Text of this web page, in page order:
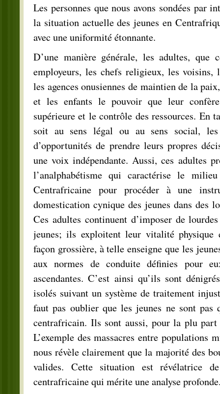
Les personnes que nous avons sondées par
la situation actuelle des jeunes en
avec une uniformité étonnante.
D’une manière générale, les adultes, que
employeurs, les chefs religieux, les voisins,
les agences onusiennes de maintien de la
et les enfants le pouvoir que leur
supérieure et le contrôle des ressources. En
soit au sens légal ou au sens social, les
d’opportunités de prendre leurs propres
une voix indépendante. Aussi, ces adultes
l’analphabétisme qui caractérise le
Centrafricaine pour procéder à une
domestication cynique des jeunes dans des
Ces adultes continuent d’imposer de
jeunes; ils exploitent leur vitalité physique
façon grossière, à telle enseigne que les
aux normes de conduite définies pour
ascendantes. C’est ainsi qu’ils sont
isolés suivant un système de traitement
faut pas oublier que les jeunes ne sont
centrafricain. Ils sont aussi, pour la plu part
L’exemple des massacres entre populations
nous révèle clairement que la majorité des
valides. Cette situation est révélatrice
centrafricaine qui mérite une analyse